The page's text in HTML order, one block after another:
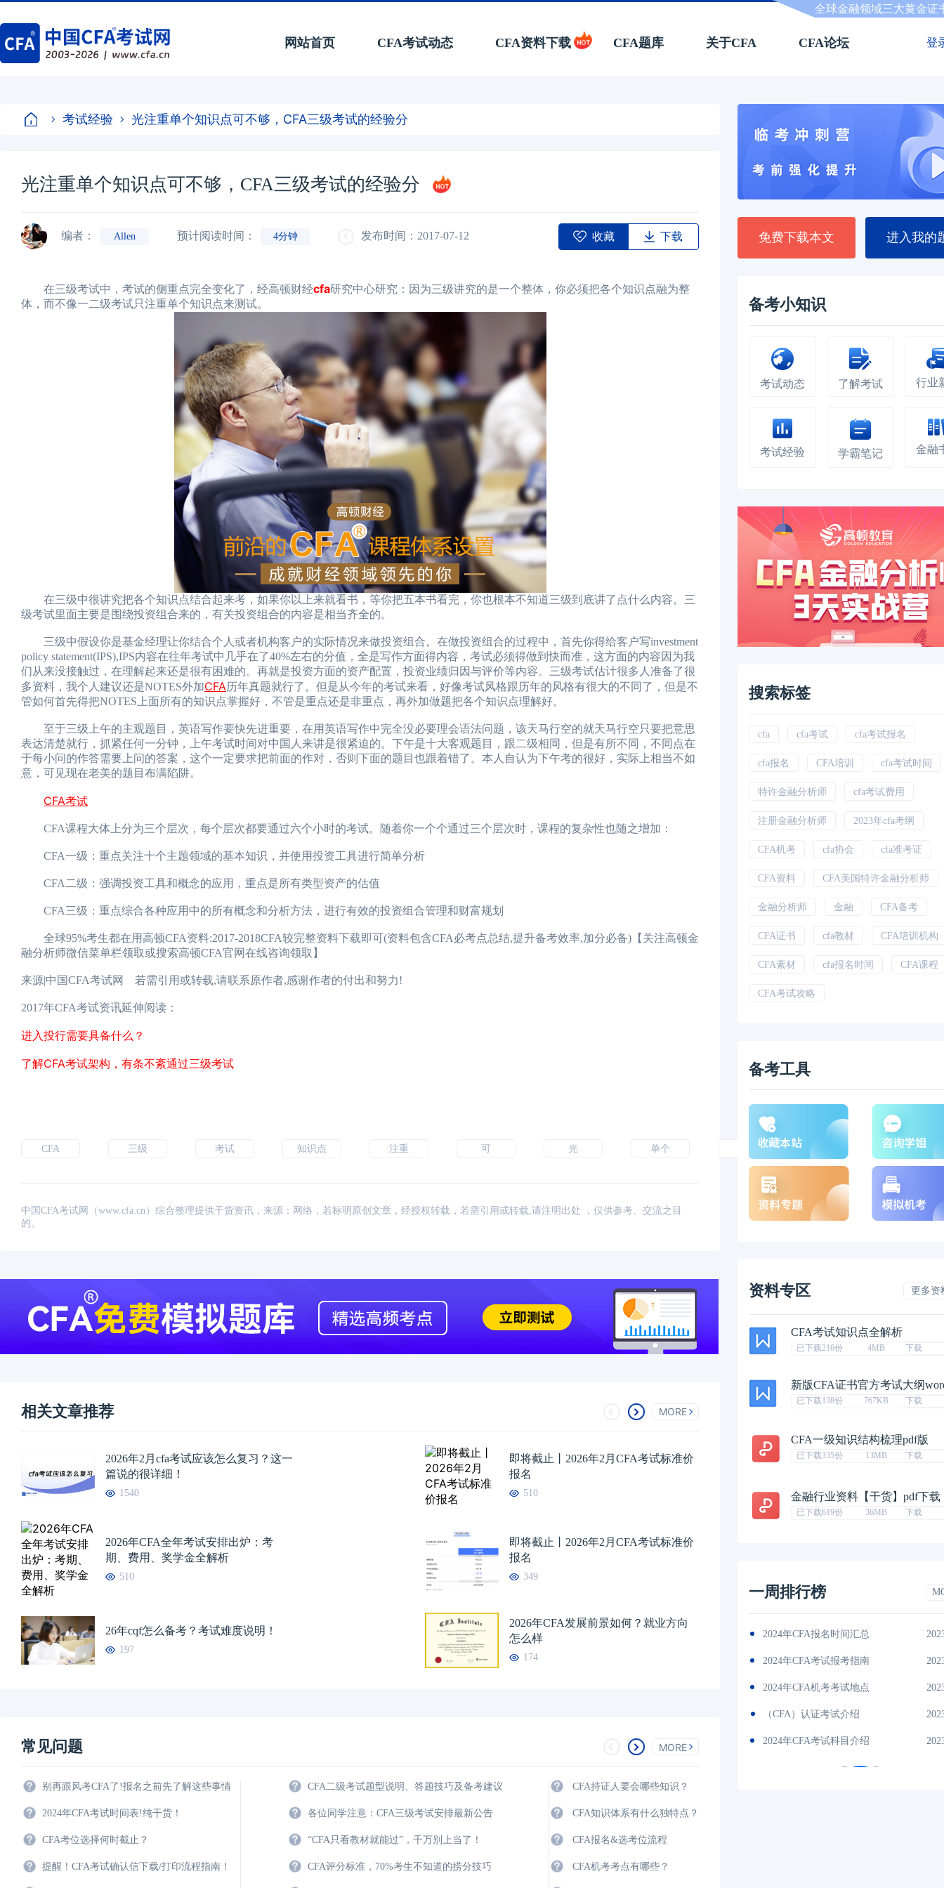
全球金融领域三大黄金证
网站首页 CFA考试动态 CFA资料下载 CFA题库 关于CFA CFA论坛 登
考试经验 光注重单个知识点可不够，CFA三级考试的经验分
光注重单个知识点可不够，CFA三级考试的经验分
编者： Allen 预计阅读时间： 4分钟 发布时间：2017-07-12 收藏 下载
在三级考试中，考试的侧重点完全变化了，经高顿财经cfa研究中心研究：因为三级讲究的是一个整体，你必须把各个知识点融为整
体，而不像一二级考试只注重单个知识点来测试。
在三级中很讲究把各个知识点结合起来考，如果你以上来就看书，等你把五本书看完，你也根本不知道三级到底讲了点什么内容。三
级考试里面主要是围绕投资组合来的，有关投资组合的内容是相当齐全的。
三级中假设你是基金经理让你结合个人或者机构客户的实际情况来做投资组合。在做投资组合的过程中，首先你得给客户写investment
policy statement(IPS),IPS内容在往年考试中几乎在了40%左右的分值，全是写作方面得内容，考试必须得做到快而准，这方面的内容因为我
们从来没接触过，在理解起来还是很有困难的。再就是投资方面的资产配置，投资业绩归因与评价等内容。三级考试估计很多人准备了很
多资料，我个人建议还是NOTES外加CFA历年真题就行了。但是从今年的考试来看，好像考试风格跟历年的风格有很大的不同了，但是不
管如何首先得把NOTES上面所有的知识点掌握好，不管是重点还是非重点，再外加做题把各个知识点理解好。
至于三级上午的主观题目，英语写作要快先进重要，在用英语写作中完全没必要理会语法问题，该天马行空的就天马行空只要把意思
表达清楚就行，抓紧任何一分钟，上午考试时间对中国人来讲是很紧迫的。下午是十大客观题目，跟二级相同，但是有所不同，不同点在
于每小问的作答需要上问的答案，这个一定要求把前面的作对，否则下面的题目也跟着错了。本人自认为下午考的很好，实际上相当不如
意，可见现在老美的题目布满陷阱。
CFA考试
CFA课程大体上分为三个层次，每个层次都要通过六个小时的考试。随着你一个个通过三个层次时，课程的复杂性也随之增加：
CFA一级：重点关注十个主题领域的基本知识，并使用投资工具进行简单分析
CFA二级：强调投资工具和概念的应用，重点是所有类型资产的估值
CFA三级：重点综合各种应用中的所有概念和分析方法，进行有效的投资组合管理和财富规划
全球95%考生都在用高顿CFA资料:2017-2018CFA较完整资料下载即可(资料包含CFA必考点总结,提升备考效率,加分必备)【关注高顿金
融分析师微信菜单栏领取或搜索高顿CFA官网在线咨询领取】
来源|中国CFA考试网 若需引用或转载,请联系原作者,感谢作者的付出和努力!
2017年CFA考试资讯延伸阅读：
进入投行需要具备什么？
了解CFA考试架构，有条不紊通过三级考试
CFA 三级 考试 知识点 注重 可 光 单个
制
本
链
接
题
库
下
中国CFA考试网（www.cfa.cn）综合整理提供干货资讯，来源：网络，若标明原创文章，经授权转载，若需引用或转载,请注明出处 ，仅供参考、交流之目
的。
相关文章推荐 MORE
2026年2月cfa考试应该怎么复习？这一
篇说的很详细！
1540
即将截止丨2026年2月CFA考试标准价
报名
510
2026年CFA全年考试安排出炉：考
期、费用、奖学金全解析
510
即将截止丨2026年2月CFA考试标准价
报名
349
26年cqf怎么备考？考试难度说明！
197
2026年CFA发展前景如何？就业方向
怎么样
174
常见问题 MORE
别再跟风考CFA了!报名之前先了解这些事情
2024年CFA考试时间表!纯干货！
CFA考位选择何时截止？
提醒！CFA考试确认信下载/打印流程指南！
CFA二级考试题型说明、答题技巧及备考建议
各位同学注意：CFA三级考试安排最新公告
“CFA只看教材就能过”，千万别上当了！
CFA评分标准，70%考生不知道的捞分技巧
CFA持证人要会哪些知识？
CFA知识体系有什么独特点？
CFA报名&选考位流程
CFA机考考点有哪些？
免费下载本文 进入我的
备考小知识
考试动态 了解考试 行业
考试经验 学霸笔记 金融
搜索标签
cfa cfa考试 cfa考试报名
cfa报名 CFA培训 cfa考试时间
特许金融分析师 cfa考试费用
注册金融分析师 2023年cfa考纲
CFA机考 cfa协会 cfa准考证
CFA资料 CFA美国特许金融分析师
金融分析师 金融 CFA备考
CFA证书 cfa教材 CFA培训机构
CFA素材 cfa报名时间 CFA课程
CFA考试攻略
备考工具
资料专区 更多资
CFA考试知识点全解析
已下载216份 4MB 下载
新版CFA证书官方考试大纲
已下载138份 767KB 下载
CFA一级知识结构梳理pdf版
已下载335份 13MB 下载
金融行业资料【干货】pdf下载
已下载619份 36MB 下载
一周排行榜
2024年CFA报名时间汇总
2024年CFA考试科目介绍
2024年CFA教材科目
2024年CFA一级notes中文版
2024年CFA报名时间汇总
CFA金融计算器使用说明
2024年全年CFA考试时间汇总